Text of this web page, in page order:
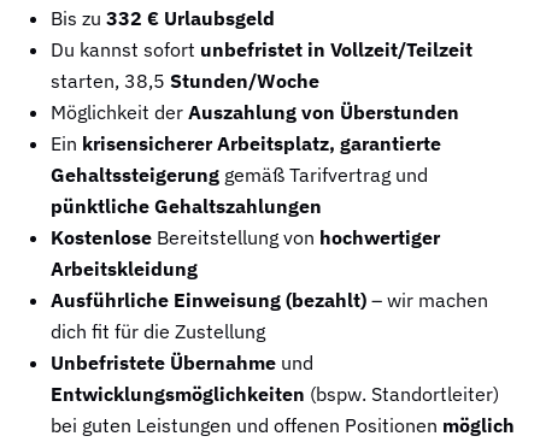
Bis zu 332 € Urlaubsgeld
Du kannst sofort unbefristet in Vollzeit/Teilzeit
starten, 38,5 Stunden/Woche
Möglichkeit der Auszahlung von Überstunden
Ein krisensicherer Arbeitsplatz, garantierte
Gehaltssteigerung gemäß Tarifvertrag und
pünktliche Gehaltszahlungen
Kostenlose Bereitstellung von hochwertiger
Arbeitskleidung
Ausführliche Einweisung (bezahlt) – wir machen
dich fit für die Zustellung
Unbefristete Übernahme und
Entwicklungsmöglichkeiten (bspw. Standortleiter)
bei guten Leistungen und offenen Positionen möglich